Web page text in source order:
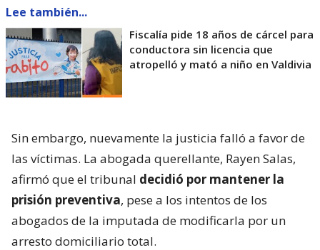
Lee también...
Fiscalía pide 18 años de cárcel para
conductora sin licencia que
atropelló y mató a niño en Valdivia
Sin embargo, nuevamente la justicia falló a favor de
las víctimas. La abogada querellante, Rayen Salas,
afirmó que el tribunal decidió por mantener la
prisión preventiva, pese a los intentos de los
abogados de la imputada de modificarla por un
arresto domiciliario total.